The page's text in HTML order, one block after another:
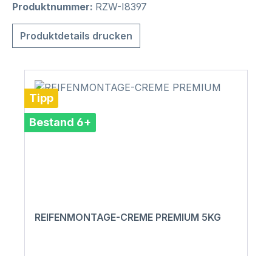
Produktnummer: RZW-I8397
Produktdetails drucken
Tipp
Bestand 6+
REIFENMONTAGE-CREME PREMIUM 5KG